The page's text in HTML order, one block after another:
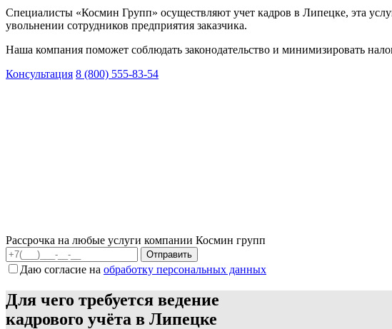
Специалисты «Космин Групп» осуществляют учет кадров в Липецке, эта
увольнении сотрудников предприятия заказчика.
Наша компания поможет соблюдать законодательство и минимизировать
Консультация 8 (800) 555-83-54
Рассрочка на любые услуги компании Космин групп
Даю согласие на обработку персональных данных
Для чего требуется ведение
кадрового учёта в Липецке